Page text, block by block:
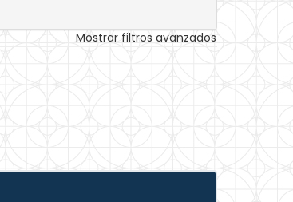
Mostrar filtros avanzados